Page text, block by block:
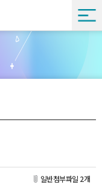
일반첨부파일 2개